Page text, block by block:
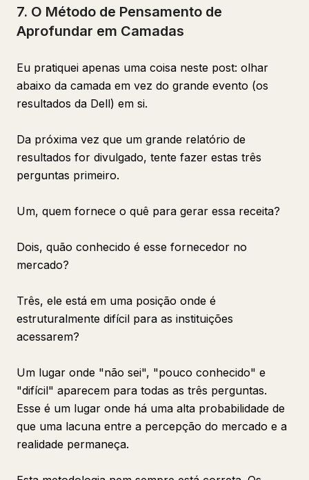
7. O Método de Pensamento de
Aprofundar em Camadas
Eu pratiquei apenas uma coisa neste post: olhar
abaixo da camada em vez do grande evento (os
resultados da Dell) em si.
Da próxima vez que um grande relatório de
resultados for divulgado, tente fazer estas três
perguntas primeiro.
Um, quem fornece o quê para gerar essa receita?
Dois, quão conhecido é esse fornecedor no
mercado?
Três, ele está em uma posição onde é
estruturalmente difícil para as instituições
acessarem?
Um lugar onde "não sei", "pouco conhecido" e
"difícil" aparecem para todas as três perguntas.
Esse é um lugar onde há uma alta probabilidade de
que uma lacuna entre a percepção do mercado e a
realidade permaneça.